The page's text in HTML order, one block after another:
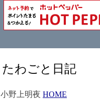
たわごと日記
小野上明夜 HOME